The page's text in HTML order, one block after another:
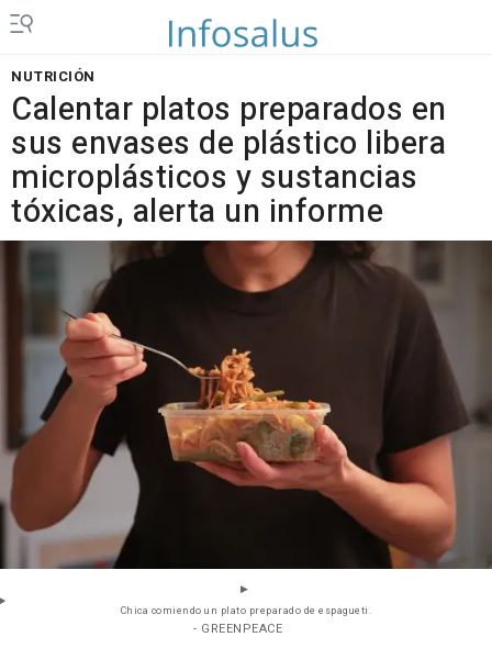
NUTRICIÓN
Calentar platos preparados en
sus envases de plástico libera
microplásticos y sustancias
tóxicas, alerta un informe
Chica comiendo un plato preparado de espagueti.
- GREENPEACE